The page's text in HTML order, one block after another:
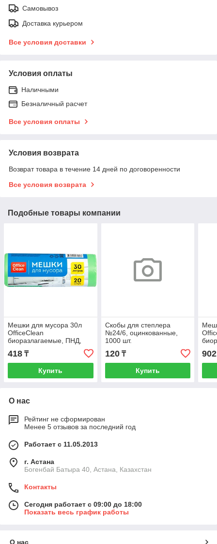
Самовывоз
Доставка курьером
Все условия доставки
Условия оплаты
Наличными
Безналичный расчет
Все условия оплаты
Условия возврата
Возврат товара в течение 14 дней по договоренности
Все условия возврата
Подобные товары компании
Мешки для мусора 30л
OfficeClean
биоразлагаемые, ПНД,
прочные, зеленые, в рул.
418 ₸
Купить
Скобы для степлера
№24/6, оцинкованные,
1000 шт.
120₸
Купить
902
О нас
Рейтинг не сформирован
Менее 5 отзывов за последний год
Работает с 11.05.2013
г. Астана
Богенбай Батыра 40, Астана, Казахстан
Контакты
Сегодня работает с 09:00 до 18:00
Показать весь график работы
О нас